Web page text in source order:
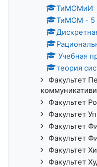
ТиМОМиИ
ТиМОМ - 5
Учебная
теория
Факультет
Факультет
Факультет
Факультет
Факультет
Факультет
Факультет